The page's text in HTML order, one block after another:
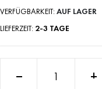
VERFÜGBARKEIT: AUF LAGER
LIEFERZEIT 2-3 TAGE